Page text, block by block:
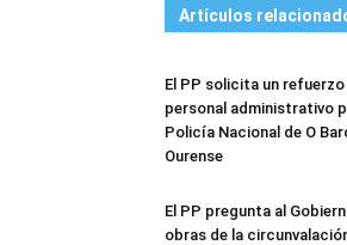
Artículos
El PP solicita un refuerzo
personal administrativo
Policía Nacional de O
Ourense
El PP pregunta al
obras de la